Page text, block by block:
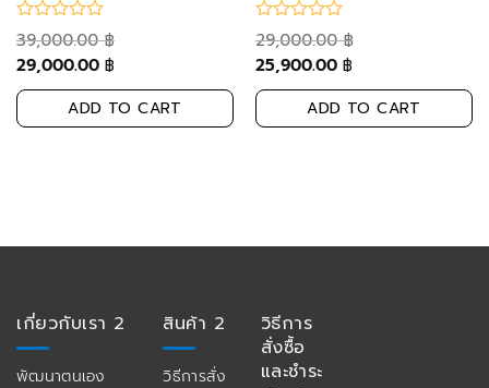
39,000.00฿
29,000.00 ฿
ADD TO CART
29,000.00฿
25,900.00 ฿
ADD TO CART
เกี่ยวกับเรา 2
พัฒนาตนเอง
สินค้า 2
วิธีการสั่ง
วิธีการ
สั่งซื้อ
และชำระ